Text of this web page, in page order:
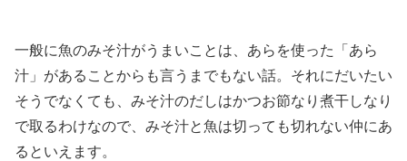
一般に魚のみそ汁がうまいことは、あらを使った「あら
汁」があることからも言うまでもない話。それにだいたい
そうでなくても、みそ汁のだしはかつお節なり煮干しなり
で取るわけなので、みそ汁と魚は切っても切れない仲にあ
るといえます。